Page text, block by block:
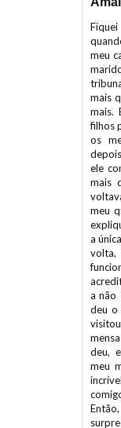
meu
mais
mais.
filhos
os
ele
mais
meu
a
volta,
a não
deu o
deu,
meu
ligou